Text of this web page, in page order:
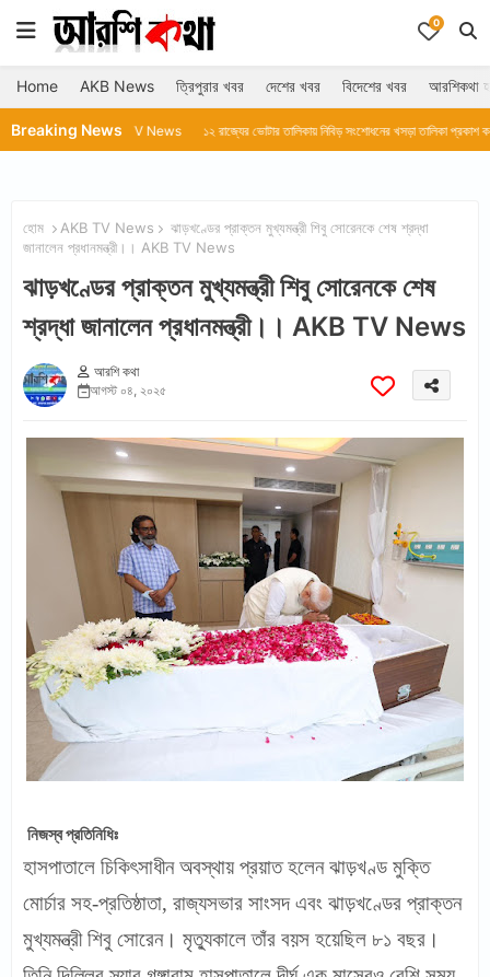
0
Home AKB News ত্রিপুরার খবর দেশের খবর বিদেশের খবর আরশিকথা
Breaking News
TV News ১২ রাজ্যের ভোটার তালিকায় নিবিড় সংশোধনের খসড়া তালিকা প্রকাশ করল নির্বাচন
হোম AKB TV News
ঝাড়খণ্ডের প্রাক্তন মুখ্যমন্ত্রী শিবু সোরেনকে শেষ শ্রদ্ধা
জানালেন প্রধানমন্ত্রী।। AKB TV News
ঝাড়খণ্ডের প্রাক্তন মুখ্যমন্ত্রী শিবু সোরেনকে শেষ
শ্রদ্ধা জানালেন প্রধানমন্ত্রী।। AKB TV News
আরশি কথা
আগস্ট ০৪, ২০২৫
নিজস্ব প্রতিনিধিঃ
হাসপাতালে চিকিৎসাধীন অবস্থায় প্রয়াত হলেন ঝাড়খণ্ড মুক্তি
মোর্চার সহ-প্রতিষ্ঠাতা, রাজ্যসভার সাংসদ এবং ঝাড়খণ্ডের প্রাক্তন
মুখ্যমন্ত্রী শিবু সোরেন। মৃত্যুকালে তাঁর বয়স হয়েছিল ৮১ বছর।